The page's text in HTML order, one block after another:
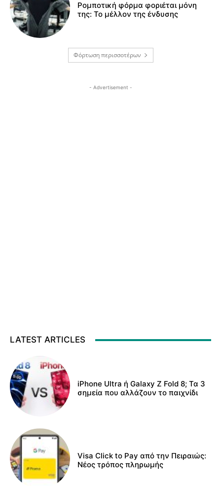
Ρομποτική φόρμα φοριέται μόνη
της: Το μέλλον της ένδυσης
Φόρτωση περισσοτέρων
- Advertisement -
LATEST ARTICLES
iPhone Ultra ή Galaxy Z Fold 8; Τα 3
σημεία που αλλάζουν το παιχνίδι
Visa Click to Pay από την Πειραιώς:
Νέος τρόπος πληρωμής